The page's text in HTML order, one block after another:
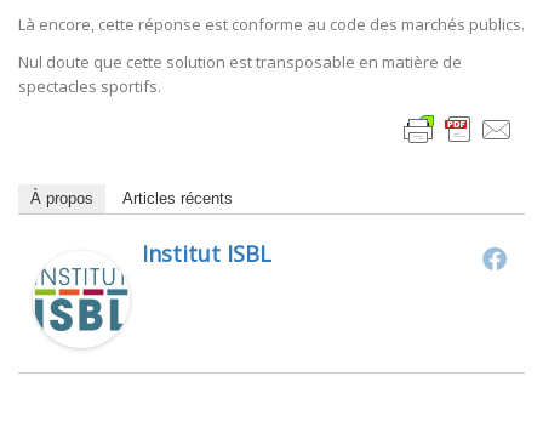
Là encore, cette réponse est conforme au code des marchés publics.
Nul doute que cette solution est transposable en matière de
spectacles sportifs.
À propos Articles récents
Institut ISBL